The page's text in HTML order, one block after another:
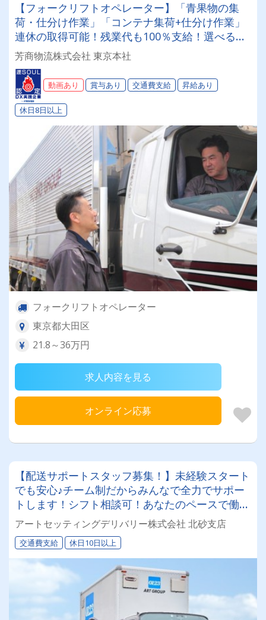
【フォークリフトオペレーター】「青果物の集
荷・仕分け作業」「コンテナ集荷+仕分け作業」
連休の取得可能！残業代も100％支給！選べる勤
務時間！30代～50代を中心に活躍中！働きやす
さも好評です◎＼2024年より、新しいデザイン
のユニフォームを導入しました★／
芳商物流株式会社 東京本社
動画あり 賞与あり 交通費支給 昇給あり
休日8日以上
フォークリフトオペレーター
東京都大田区
21.8～36万円
求人内容を見る
オンライン応募
【配送サポートスタッフ募集！】未経験スタート
でも安心♪チーム制だからみんなで全力でサポー
トします！シフト相談可！あなたのペースで働け
ます◎アートグループの安定基盤で家族も安心
★【パート・アルバイト】
アートセッティングデリバリー株式会社 北砂支店
交通費支給 休日10日以上